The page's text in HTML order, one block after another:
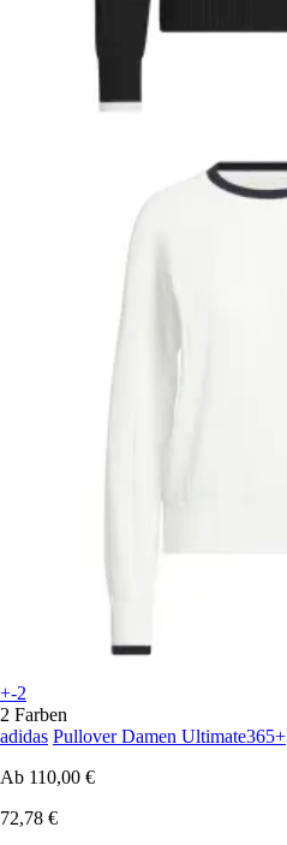
+-2
2 Farben
adidas Pullover Damen Ultimate365+
Ab 110,00 €
72,78 €